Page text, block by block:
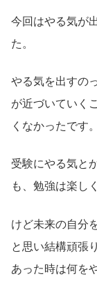
今回はやる気が
た。
やる気を出すの
が近づいていく
くなかったです。
受験にやる気と
も、勉強は楽し
けど未来の自分
と思い結構頑張
あった時は何を